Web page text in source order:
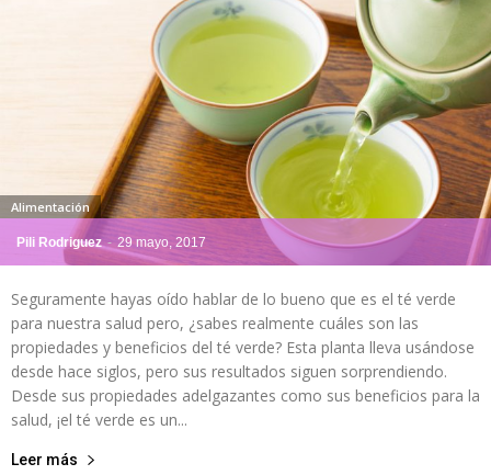
Pili Rodriguez - 29 mayo, 2017
Alimentación
Seguramente hayas oído hablar de lo bueno que es el té verde
para nuestra salud pero, ¿sabes realmente cuáles son las
propiedades y beneficios del té verde? Esta planta lleva usándose
desde hace siglos, pero sus resultados siguen sorprendiendo.
Desde sus propiedades adelgazantes como sus beneficios para la
salud, ¡el té verde es un...
Leer más